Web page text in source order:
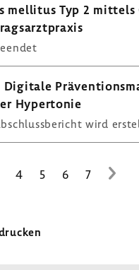
mellitus Typ 2 mittels
Digi­tale
Hyper­tonie
wird
4 5 6 7
zur